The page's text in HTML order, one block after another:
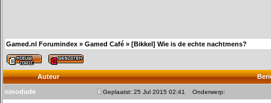
Gamed.nl Forumindex » Gamed Café » [Bikkel] Wie is de echte nachtmens?
Auteur
ninodude Geplaatst: 25 Jul 2015 02:41 Onderwerp: